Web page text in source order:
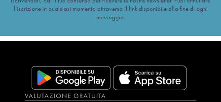
l’iscrizione in qualsiasi momento attraverso il link disponibile alla fine di ogni
messaggio.
VALUTAZIONE GRATUITA